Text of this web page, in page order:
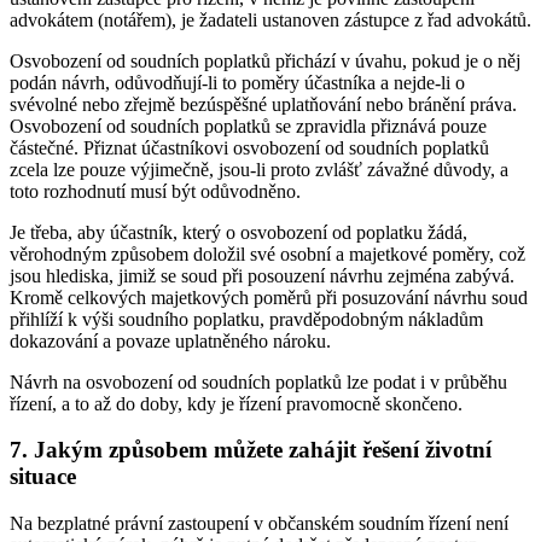
advokátem (notářem), je žadateli ustanoven zástupce z řad advokátů.
Osvobození od soudních poplatků přichází v úvahu, pokud je o něj
podán návrh, odůvodňují-li to poměry účastníka a nejde-li o
svévolné nebo zřejmě bezúspěšné uplatňování nebo bránění práva.
Osvobození od soudních poplatků se zpravidla přiznává pouze
částečné. Přiznat účastníkovi osvobození od soudních poplatků
zcela lze pouze výjimečně, jsou-li proto zvlášť závažné důvody, a
toto rozhodnutí musí být odůvodněno.
Je třeba, aby účastník, který o osvobození od poplatku žádá,
věrohodným způsobem doložil své osobní a majetkové poměry, což
jsou hlediska, jimiž se soud při posouzení návrhu zejména zabývá.
Kromě celkových majetkových poměrů při posuzování návrhu soud
přihlíží k výši soudního poplatku, pravděpodobným nákladům
dokazování a povaze uplatněného nároku.
Návrh na osvobození od soudních poplatků lze podat i v průběhu
řízení, a to až do doby, kdy je řízení pravomocně skončeno.
7. Jakým způsobem můžete zahájit řešení životní
situace
Na bezplatné právní zastoupení v občanském soudním řízení není